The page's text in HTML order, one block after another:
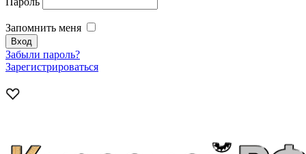
Запомнить меня
Забыли пароль?
Зарегистрироваться